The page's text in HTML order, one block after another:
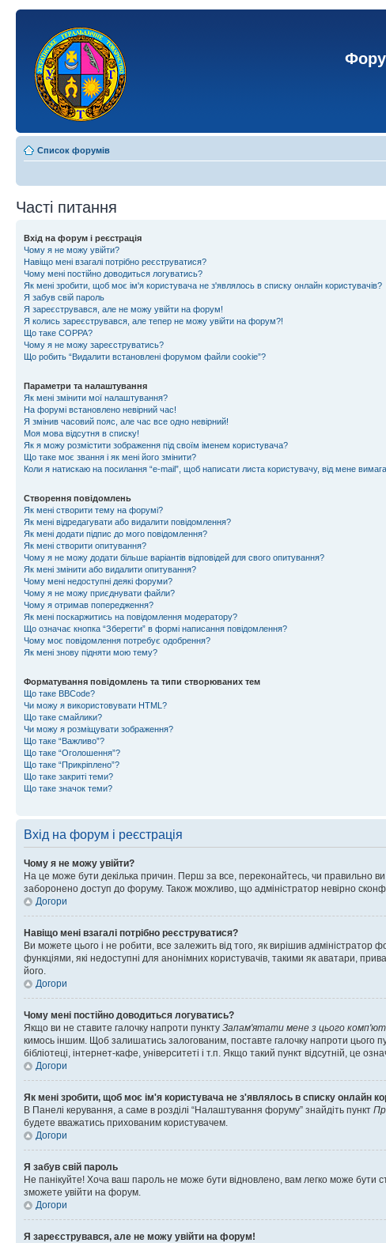
Список форумів
Часті питання
Вхід на форум і реєстрація
Чому я не можу увійти?
Навіщо мені взагалі потрібно реєструватися?
Чому мені постійно доводиться логуватись?
Як мені зробити, щоб моє ім'я користувача не з'являлось в списку онлайн користувачів?
Я забув свій пароль
Я зареєструвався, але не можу увійти на форум!
Я колись зареєструвався, але тепер не можу увійти на форум?!
Що таке COPPA?
Чому я не можу зареєструватись?
Що робить “Видалити встановлені форумом файли cookie”?
Параметри та налаштування
Як мені змінити мої налаштування?
На форумі встановлено невірний час!
Я змінив часовий пояс, але час все одно невірний!
Моя мова відсутня в списку!
Як я можу розмістити зображення під своїм іменем користувача?
Що таке моє звання і як мені його змінити?
Коли я натискаю на посилання “e-mail”, щоб написати листа користувачу, від мене
Створення повідомлень
Як мені створити тему на форумі?
Як мені відредагувати або видалити повідомлення?
Як мені додати підпис до мого повідомлення?
Як мені створити опитування?
Чому я не можу додати більше варіантів відповідей для свого опитування?
Як мені змінити або видалити опитування?
Чому мені недоступні деякі форуми?
Чому я не можу приєднувати файли?
Чому я отримав попередження?
Як мені поскаржитись на повідомлення модератору?
Що означає кнопка “Зберегти” в формі написання повідомлення?
Чому моє повідомлення потребує одобрення?
Як мені знову підняти мою тему?
Форматування повідомлень та типи створюваних тем
Що таке BBCode?
Чи можу я використовувати HTML?
Що таке смайлики?
Чи можу я розміщувати зображення?
Що таке “Важливо”?
Що таке “Оголошення”?
Що таке “Прикріплено”?
Що таке закриті теми?
Що таке значок теми?
Вхід на форум і реєстрація
Чому я не можу увійти?
На це може бути декілька причин. Перш за все, переконайтесь, чи правильно
заборонено доступ до форуму. Також можливо, що адміністратор невірно
Догори
Навіщо мені взагалі потрібно реєструватися?
Ви можете цього і не робити, все залежить від того, як вирішив
функціями, які недоступні для анонімних користувачів, такими як аватари,
його.
Догори
Чому мені постійно доводиться логуватись?
Якщо ви не ставите галочку напроти пункту Запам'ятати мене з цього
кимось іншим. Щоб залишатись залогованим, поставте галочку напроти цього
бібліотеці, інтернет-кафе, університеті і т.п. Якщо такий пункт відсутній, це
Догори
Як мені зробити, щоб моє ім'я користувача не з'являлось в списку онлайн
В Панелі керування, а саме в розділі “Налаштування форуму” знайдіть пункт
будете вважатись прихованим користувачем.
Догори
Я забув свій пароль
Не панікуйте! Хоча ваш пароль не може бути відновлено, вам легко може бути
зможете увійти на форум.
Догори
Я зареєструвався, але не можу увійти на форум!